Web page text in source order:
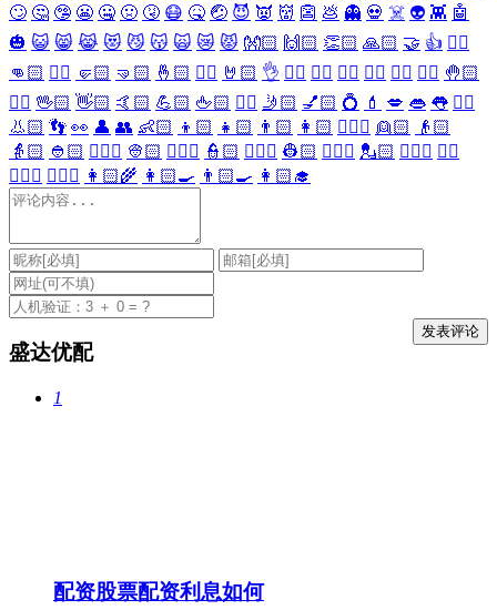
🙄 🤔 🤥 😬 🤐 🤢 🤧 😷 🤒 🤕 😈 👿 👹 👺 💩 👻 💀 ☠️ 👽 👾 🤖
🎃 😺 😸 😹 😻 😼 😽 🙀 😿 😾 👐🏻 🙌🏻 👏🏻 🙏🏻 🤝 👍 👎🏻
👊🏻 ✊🏻 🤛🏻 🤜🏻 🤞🏻 ✌🏻 🤘🏻 👌 👈🏻 👉🏻 👆🏻 👇🏻 ☝🏻 ✋🏻 🤚🏻
🖐🏻 🖖🏻 👋🏻 🤙🏻 💪🏻 🖕🏻 ✍🏻 🤳🏻 💅🏻 💍 💄 💋 👄 👅 👂🏻
👃🏻 👣 👀 👤 👥 👶🏻 👦🏻 👧🏻 👨🏻 👩🏻 👱🏻‍♀️ 👱🏻
👴🏻
👵🏻 👲🏻 👳🏻‍♀️ 👳🏻 👮🏻‍♀️ 👮🏻 👷🏻‍♀️ 👷🏻 💂🏻‍♀️ 💂🏻 🕵🏻‍♀️ 🕵🏻
👩🏻‍⚕️ 👨🏻‍⚕️ 👩🏻‍🌾 👩🏻‍🍳 👨🏻‍🍳 👩🏻‍🎓
盛达优配
1
配资股票配资利息如何